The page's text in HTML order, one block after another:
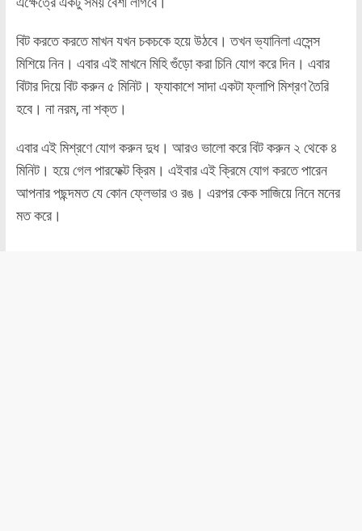
বিট করতে করতে মাখন যখন চকচকে হয়ে উঠবে। তখন ভ্যানিলা এসেন্স
মিশিয়ে নিন। এবার এই মাখনে মিহি গুঁড়ো করা চিনি যোগ করে দিন। এবার
বিটার দিয়ে বিট করুন ৫ মিনিট। ফ্যাকাশে সাদা একটা ফ্লাপি মিশ্রণ তৈরি
হবে। না নরম, না শক্ত।
এবার এই মিশ্রণে যোগ করুন দুধ। আরও ভালো করে বিট করুন ২ থেকে ৪
মিনিট। হয়ে গেল পারফেক্ট ক্রিম। এইবার এই ক্রিমে যোগ করতে পারেন
আপনার পছন্দমত যে কোন ফ্লেভার ও রঙ। এরপর কেক সাজিয়ে নিনে মনের
মত করে।